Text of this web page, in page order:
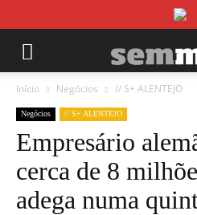
Início Negócios // S+ ALENTEJO
Negócios // S+ ALENTEJO
Empresário
cerca de 8
adega numa